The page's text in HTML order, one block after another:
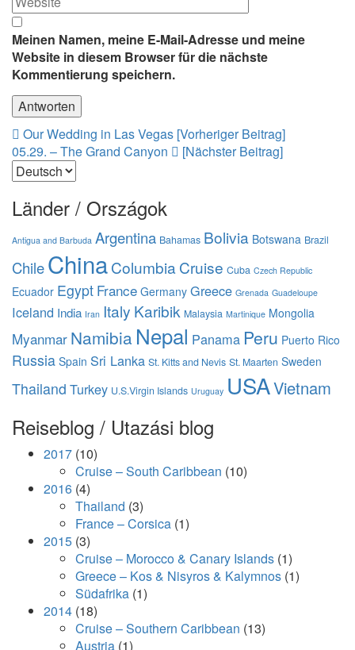
Meinen Namen, meine E-Mail-Adresse und meine
Website in diesem Browser für die nächste
Kommentierung speichern.
Beitrags-
Navigation
Our Wedding in Las Vegas [Vorheriger Beitrag]
05.29. – The Grand Canyon
[Nächster Beitrag]
Sprache
auswählen
Länder / Országok
Antigua and Barbuda Argentina Bahamas Bolivia Botswana Brazil
ChileChinaColumbiaCruise Cuba Czech Republic
Ecuador Egypt France Germany Greece Grenada Guadeloupe
Iceland India Iran Italy Karibik Malaysia Martinique Mongolia
Myanmar Namibia Nepal Panama Peru Puerto Rico
Russia Spain Sri Lanka St. Kitts and Nevis St. Maarten Sweden
Thailand Turkey U.S.Virgin Islands Uruguay USAVietnam
Reiseblog / Utazási blog
2017 (10)
Cruise – South Caribbean (10)
2016 (4)
Thailand (3)
France – Corsica (1)
2015 (3)
Cruise – Morocco & Canary Islands (1)
Greece – Kos & Nisyros & Kalymnos (1)
Südafrika (1)
2014 (18)
Cruise – Southern Caribbean (13)
Austria (1)